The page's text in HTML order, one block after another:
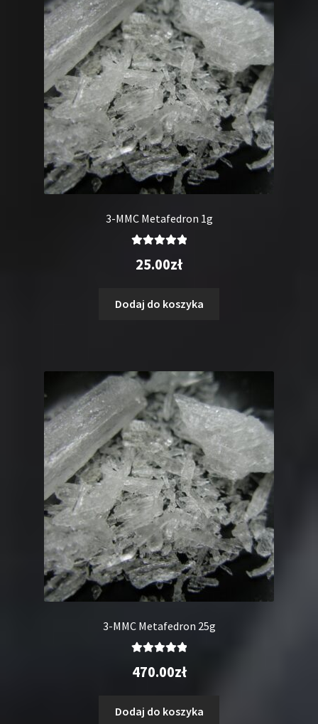
3-MMC Metafedron 1g
5.00na 5
25.00zł
Dodaj do koszyka
3-MMC Metafedron 25g
5.00na 5
470.00zł
Dodaj do koszyka